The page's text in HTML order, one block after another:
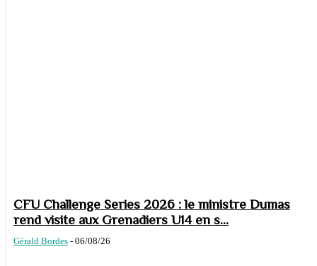
CFU Challenge Series 2026 : le ministre Dumas
rend visite aux Grenadiers U14 en s...
Gérald Bordes - 06/08/26